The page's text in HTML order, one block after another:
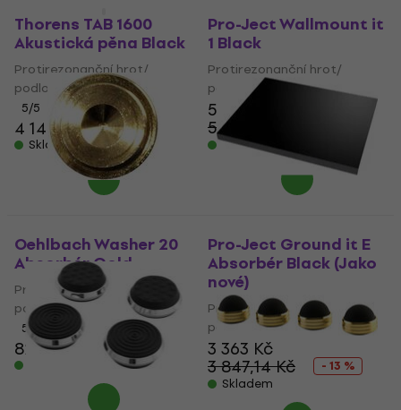
Thorens TAB 1600
Akustická pěna Black
Protirezonanční hrot/
podložka
5/5
4 145 Kč
Skladem
Pro-Ject Wallmount it
1 Black
Protirezonanční hrot/
podložka
5 379 Kč
5 649 Kč
Skladem
Oehlbach Washer 20
Absorbér Gold
Protirezonanční hrot/
podložka
5/5
82 Kč89 Kč
Pro-Ject Ground it E
Absorbér Black (Jako
nové)
Protirezonanční hrot/
podložka
3 363 Kč
3 847,14 Kč
- 13 %
Skladem